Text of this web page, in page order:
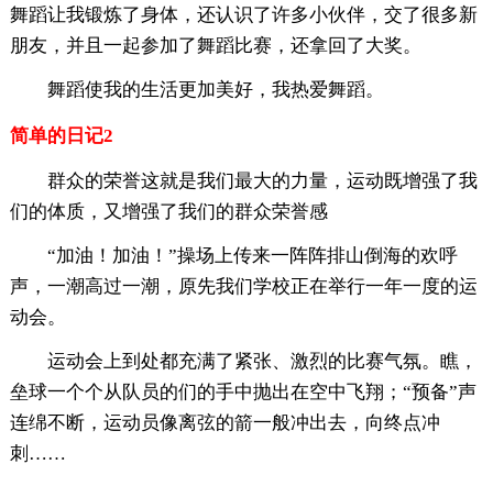
舞蹈让我锻炼了身体，还认识了许多小伙伴，交了很多新
朋友，并且一起参加了舞蹈比赛，还拿回了大奖。
舞蹈使我的生活更加美好，我热爱舞蹈。
简单的日记2
群众的荣誉这就是我们最大的力量，运动既增强了我
们的体质，又增强了我们的群众荣誉感
“加油！加油！”操场上传来一阵阵排山倒海的欢呼
声，一潮高过一潮，原先我们学校正在举行一年一度的运
动会。
运动会上到处都充满了紧张、激烈的比赛气氛。瞧，
垒球一个个从队员的们的手中抛出在空中飞翔；“预备”声
连绵不断，运动员像离弦的箭一般冲出去，向终点冲
刺……